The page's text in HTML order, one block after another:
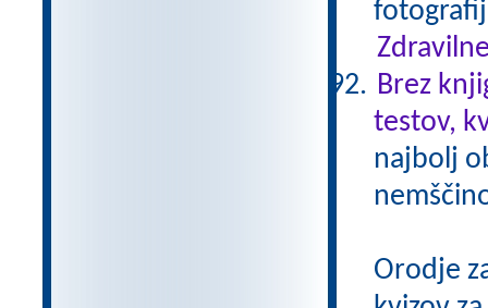
Brez
testov,
najbolj
Orodje